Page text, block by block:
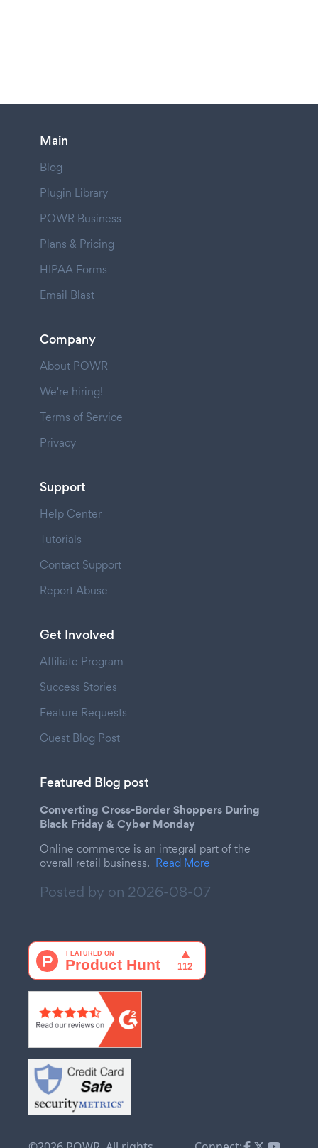
Main
Blog
Plugin Library
POWR Business
Plans & Pricing
HIPAA Forms
Email Blast
Company
About POWR
We're hiring!
Terms of Service
Privacy
Support
Help Center
Tutorials
Contact Support
Report Abuse
Get Involved
Affiliate Program
Success Stories
Feature Requests
Guest Blog Post
Featured Blog post
Converting Cross-Border Shoppers During
Black Friday & Cyber Monday
Online commerce is an integral part of the
overall retail business. Read More
Posted by on 2026-08-07